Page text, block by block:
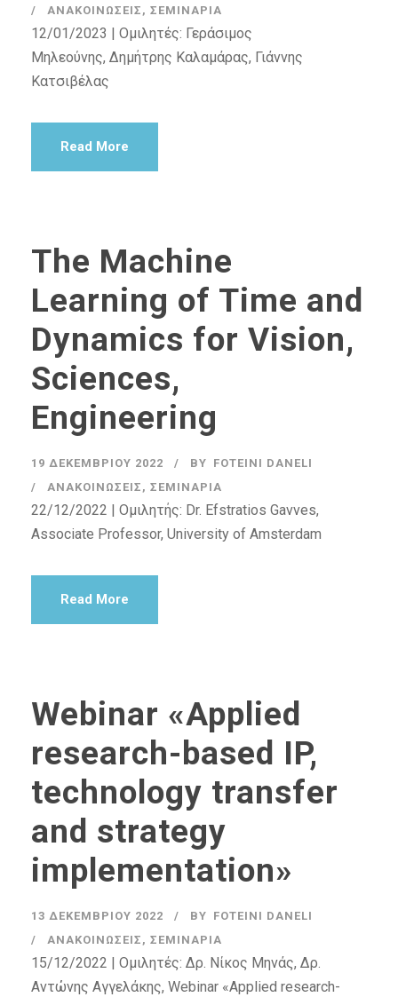
ΑΝΑΚΟΙΝΏΣΕΙΣ , ΣΕΜΙΝΆΡΙΑ
12/01/2023 | Ομιλητές: Γεράσιμος
Μηλεούνης, Δημήτρης Καλαμάρας, Γιάννης
Κατσιβέλας
Read More
The Machine
Learning of Time and
Dynamics for Vision,
Sciences,
Engineering
19 ΔΕΚΕΜΒΡΊΟΥ 2022 BY FOTEINI DANELI
ΑΝΑΚΟΙΝΏΣΕΙΣ , ΣΕΜΙΝΆΡΙΑ
22/12/2022 | Ομιλητής: Dr. Efstratios Gavves,
Associate Professor, University of Amsterdam
Read More
Webinar «Applied
research-based IP,
technology transfer
and strategy
implementation»
13 ΔΕΚΕΜΒΡΊΟΥ 2022 BY FOTEINI DANELI
ΑΝΑΚΟΙΝΏΣΕΙΣ , ΣΕΜΙΝΆΡΙΑ
15/12/2022 | Ομιλητές: Δρ. Νίκος Μηνάς, Δρ.
Αντώνης Αγγελάκης, Webinar «Applied research-